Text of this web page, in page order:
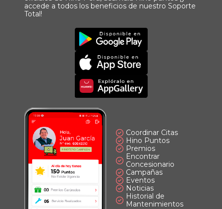
accede a todos los beneficios de nuestro Soporte
Total!
Imagen
Principal
Imagen
Principal
Imagen
Principal
Coordinar Citas
Hino Puntos
Premios
Encontrar
Concesionario
Campañas
Eventos
Noticias
Historial de
Mantenimientos